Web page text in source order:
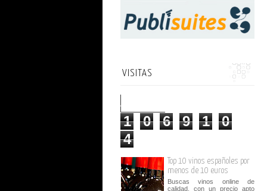
VISITAS
1 0 6 9 1
0
4
Top 10 vinos españoles por
menos de 10 euros
Buscas vinos online de
calidad, con un precio apto